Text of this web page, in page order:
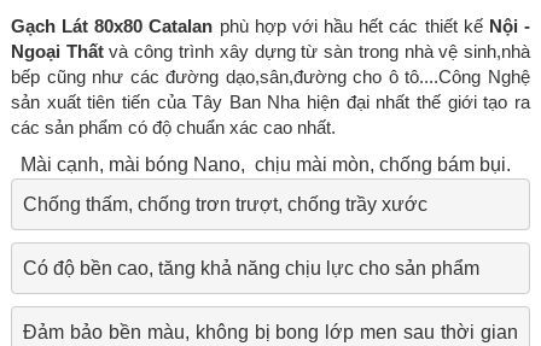
Gạch Lát 80x80 Catalan phù hợp với hầu hết các thiết kếNội -
Ngoại Thấtvà công trình xây dựng từ sàn trong nhà vệ sinh,nhà
bếp cũng như các đường dạo,sân,đường cho ô tô....Công Nghệ
sản xuất tiên tiến của Tây Ban Nha hiện đại nhất thế giới tạo ra
các sản phẩm có độ chuẩn xác cao nhất.
Mài cạnh, mài bóng Nano, chịu mài mòn, chống bám bụi.
Chống thấm, chống trơn trượt, chống trầy xước
Có độ bền cao, tăng khả năng chịu lực cho sản phẩm
Đảm bảo bền màu, không bị bong lớp men sau thời gian